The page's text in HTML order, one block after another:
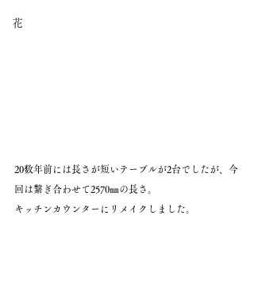
花
20数年前には長さが短いテーブルが2台でしたが、今
回は繋ぎ合わせて2570㎜の長さ。
キッチンカウンターにリメイクしました。